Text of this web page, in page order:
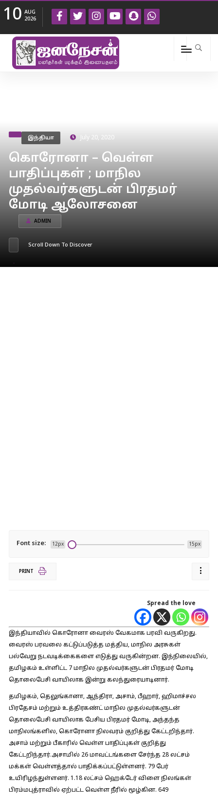
10 AUG
2026
இந்தியா July 20, 2020
கொரோனா – வெள்ள
பாதிப்புகள் ; மாநில
முதல்வர்களுடன் பிரதமர்
மோடி ஆலோசனை
ADMIN
Scroll Down To Discover
Font size: 12px 15px
PRINT
Spread the love
இந்தியாவில் கொரோனா வைரஸ் வேகமாக பரவி வருகிறது.
வைரஸ் பரவலை கட்டுப்படுத்த மத்திய, மாநில அரசுகள்
பல்வேறு நடவடிக்கைகளை எடுத்து வருகின்றன. இந்நிலையில்,
தமிழகம் உள்ளிட்ட 7 மாநில முதல்வர்களுடன் பிரதமர் மோடி
தொலைபேசி வாயிலாக இன்று கலந்துரையாடினார்.
தமிழகம், தெலுங்கானா, ஆந்திரா, அசாம், பீஹார், ஹிமாச்சல
பிரதேசம் மற்றும் உத்திரகண்ட் மாநில முதல்வர்களுடன்
தொலைபேசி வாயிலாக பேசிய பிரதமர் மோடி, அந்தந்த
மாநிலங்களில, கொரோனா நிலவரம் குறித்து கேட்டறிந்தார்.
அசாம் மற்றும் பீகாரில் வெள்ள பாதிப்புகள் குறித்து
கேட்டறிந்தார்.அசாமில் 26 மாவட்டங்களை சேர்ந்த 28 லட்சம்
மக்கள் வெள்ளத்தால் பாதிக்கப்பட்டுள்ளனர். 79 பேர்
உயிரிழந்துள்ளனர். 1.18 லட்சம் ஹெக்டேர் விளை நிலங்கள்
பிரம்மபுத்ராவில் ஏற்பட்ட வெள்ள நீரில் மூழ்கின. 649